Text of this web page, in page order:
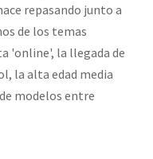
repasando junto a
de los temas
'online', la llegada de
la alta edad media
modelos entre